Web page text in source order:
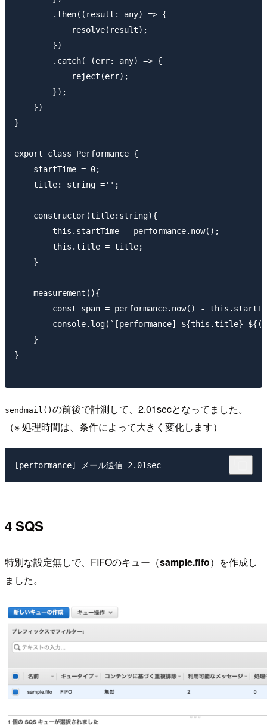
        .then((result: any) => {
            resolve(result);
        })
        .catch( (err: any) => {
            reject(err);
        });
    })
}
export class Performance {
    startTime = 0;
    title: string ='';
    constructor(title:string){
        this.startTime = performance.now();
        this.title = title;
    }
    measurement(){
const span = performance.now() -
console.log(`[performance] ${this.title}
    }
}
sendmail() の前後で計測して、2.01secとなってました。
（※ 処理時間は、条件によって大きく変化します）
4 SQS
特別な設定無しで、FIFOのキュー（sample.fifo）を作成し
ました。